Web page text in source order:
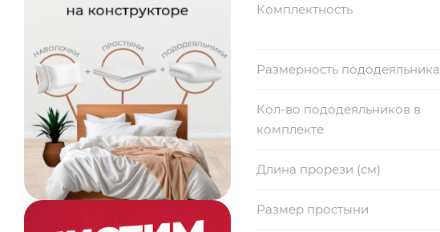
Комплектность
Размерность пододеяльника
Кол-во пододеяльников в
комплекте
Длина прорези (см)
Размер простыни